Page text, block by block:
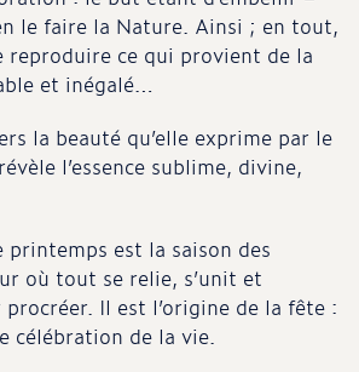
le faire la Nature. Ainsi ; en tout,
reproduire ce qui provient de la
et inégalé…
la beauté qu’elle exprime par le
l’essence sublime, divine,
printemps est la saison des
où tout se relie, s’unit et
procréer. Il est l’origine de la fête :
célébration de la vie.